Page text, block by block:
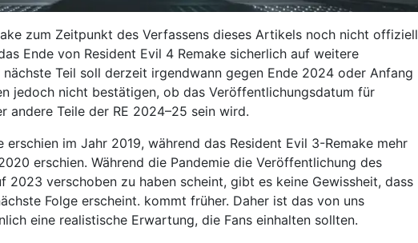
zum Zeitpunkt des Verfassens dieses Artikels noch nicht offiziell
Ende von Resident Evil 4 Remake sicherlich auf weitere
Teil soll derzeit irgendwann gegen Ende 2024 oder Anfang
jedoch nicht bestätigen, ob das Veröffentlichungsdatum für
andere Teile der RE 2024–25 sein wird.
erschien im Jahr 2019, während das Resident Evil 3-Remake mehr
erschien. Während die Pandemie die Veröffentlichung des
2023 verschoben zu haben scheint, gibt es keine Gewissheit, dass
Folge erscheint. kommt früher. Daher ist das von uns
eine realistische Erwartung, die Fans einhalten sollten.